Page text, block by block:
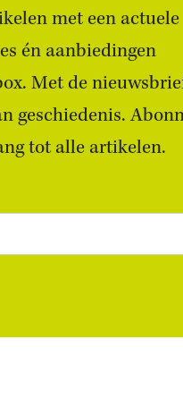
met een actuele
én aanbiedingen
Met de
geschiedenis.
tot alle artikelen.